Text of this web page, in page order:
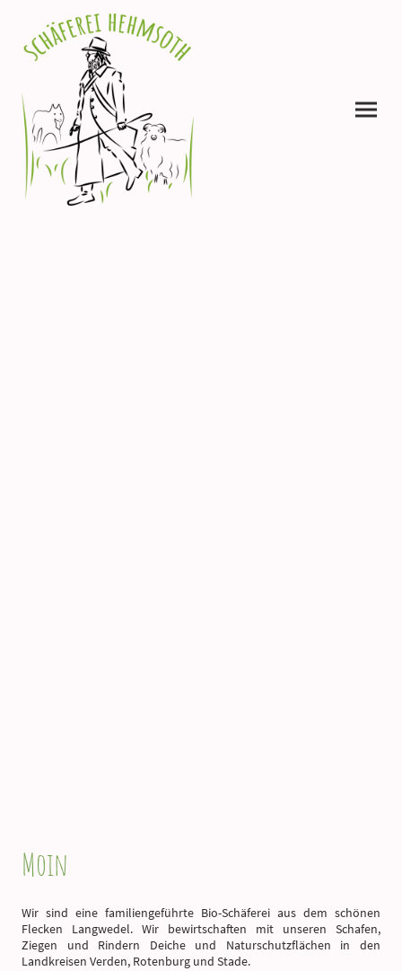
Moin
Wir sind eine familiengeführte Bio-Schäferei aus dem schönen
Flecken Langwedel. Wir bewirtschaften mit unseren Schafen,
Ziegen und Rindern Deiche und Naturschutzflächen in den
Landkreisen Verden, Rotenburg und Stade.